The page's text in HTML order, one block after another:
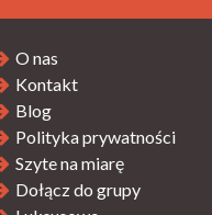
O nas
Kontakt
Blog
Polityka prywatności
Szyte na miarę
Dołącz do grupy